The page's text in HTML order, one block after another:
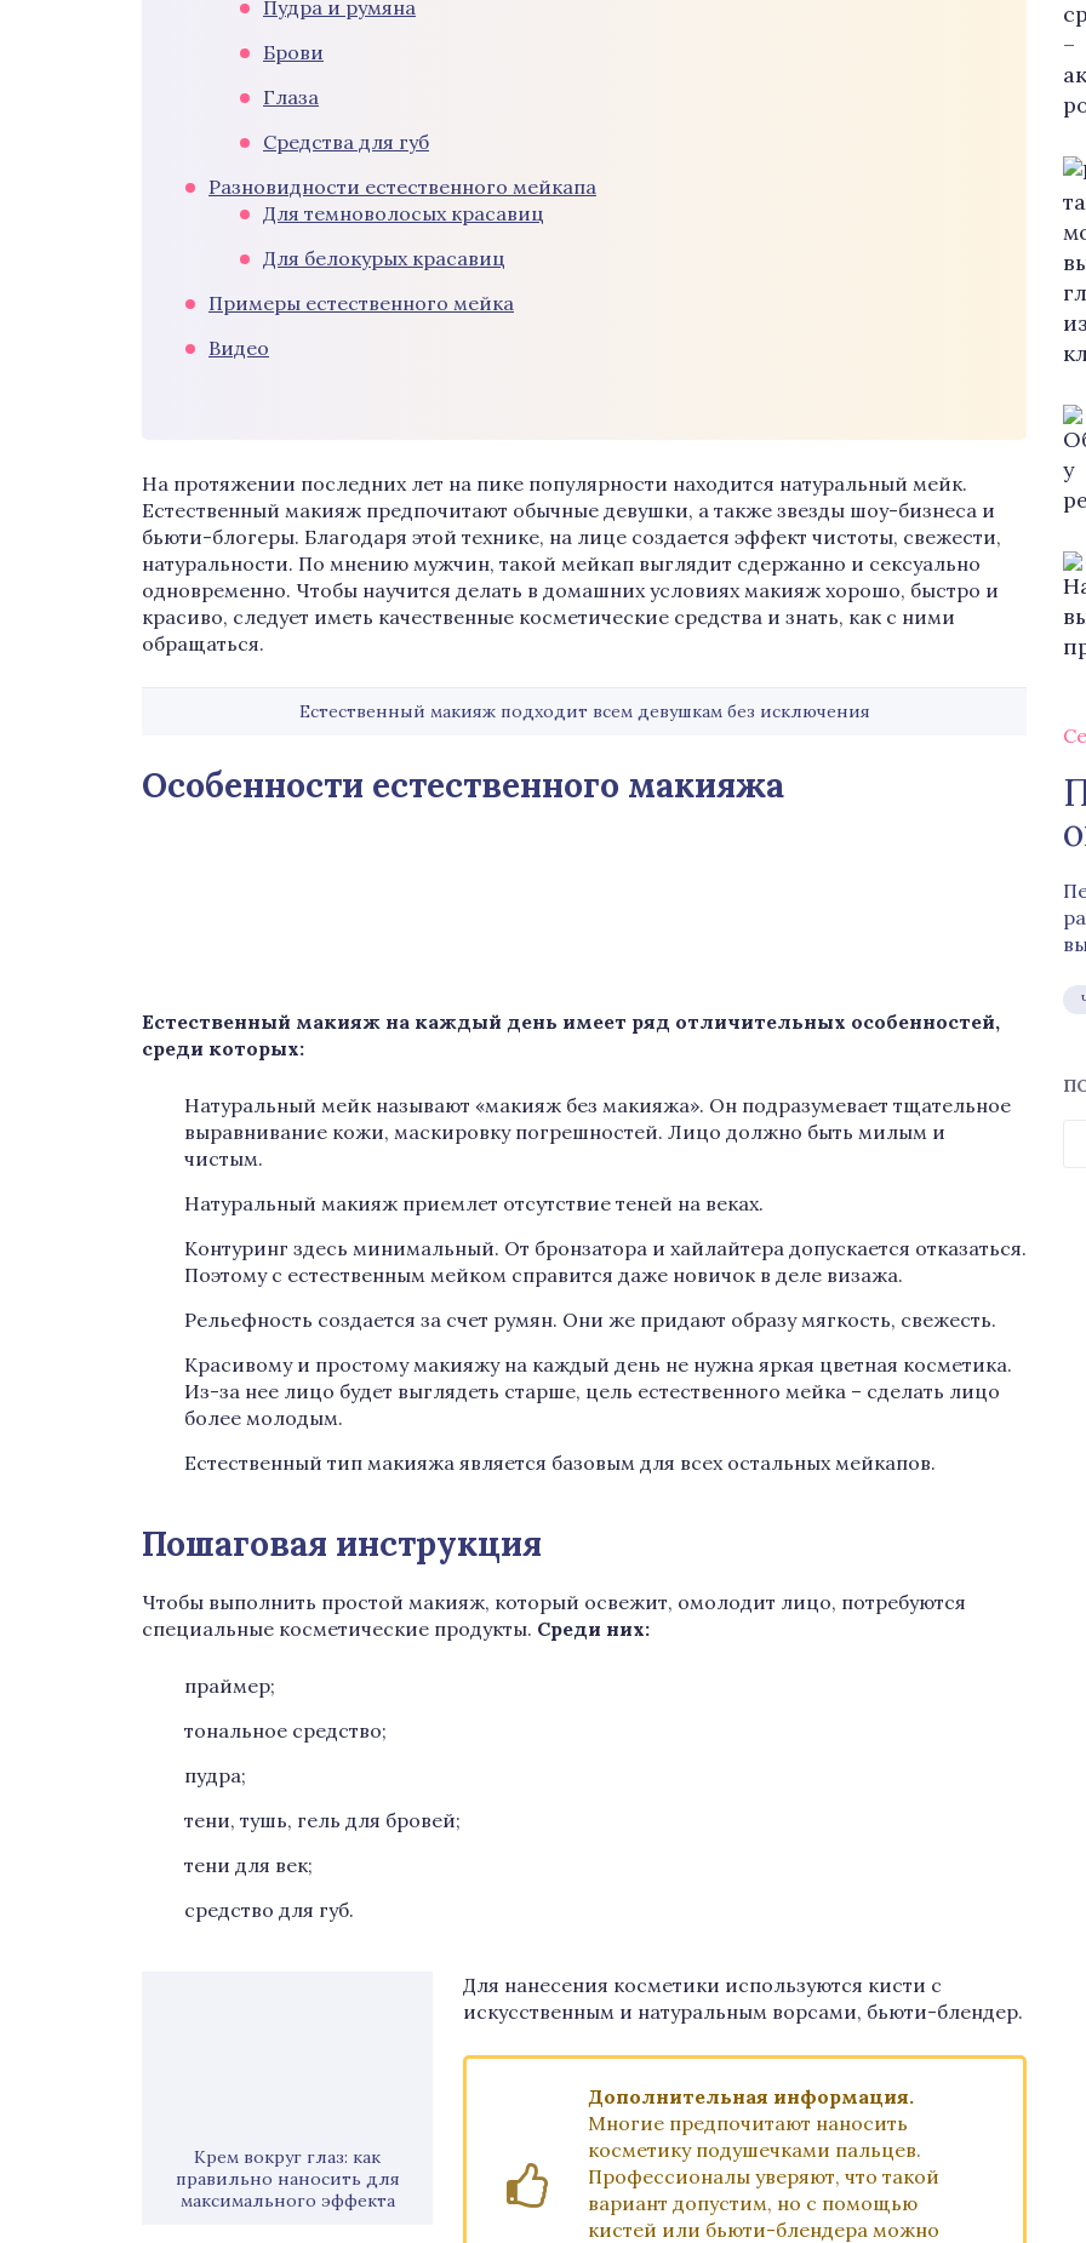
Пудра и румяна
Брови
Глаза
Средства для губ
Разновидности естественного мейкапа
Для темноволосых красавиц
Для белокурых красавиц
Примеры естественного мейка
Видео
На протяжении последних лет на пике популярности находится натуральный мейк.
Естественный макияж предпочитают обычные девушки, а также звезды шоу-бизнеса и
бьюти-блогеры. Благодаря этой технике, на лице создается эффект чистоты, свежести,
натуральности. По мнению мужчин, такой мейкап выглядит сдержанно и сексуально
одновременно. Чтобы научится делать в домашних условиях макияж хорошо, быстро и
красиво, следует иметь качественные косметические средства и знать, как с ними
обращаться.
Естественный макияж подходит всем девушкам без исключения
Особенности естественного макияжа
Естественный макияж на каждый день имеет ряд отличительных особенностей,
среди которых:
Натуральный мейк называют «макияж без макияжа». Он подразумевает тщательное
выравнивание кожи, маскировку погрешностей. Лицо должно быть милым и
чистым.
Натуральный макияж приемлет отсутствие теней на веках.
Контуринг здесь минимальный. От бронзатора и хайлайтера допускается отказаться.
Поэтому с естественным мейком справится даже новичок в деле визажа.
Рельефность создается за счет румян. Они же придают образу мягкость, свежесть.
Красивому и простому макияжу на каждый день не нужна яркая цветная косметика.
Из-за нее лицо будет выглядеть старше, цель естественного мейка – сделать лицо
более молодым.
Естественный тип макияжа является базовым для всех остальных мейкапов.
Пошаговая инструкция
Чтобы выполнить простой макияж, который освежит, омолодит лицо, потребуются
специальные косметические продукты. Среди них:
праймер;
тональное средство;
пудра;
тени, тушь, гель для бровей;
тени для век;
средство для губ.
Крем вокруг глаз: как
правильно наносить для
максимального эффекта
Для нанесения косметики используются кисти с
искусственным и натуральным ворсами, бьюти-блендер.
Дополнительная информация.
Многие предпочитают наносить
косметику подушечками пальцев.
Профессионалы уверяют, что такой
вариант допустим, но с помощью
кистей или бьюти-блендера можно